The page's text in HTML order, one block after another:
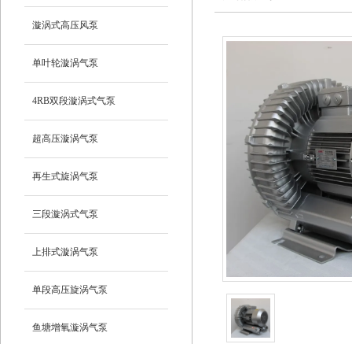
漩涡式高压风泵
单叶轮漩涡气泵
4RB双段漩涡式气泵
超高压漩涡气泵
再生式旋涡气泵
三段漩涡式气泵
上排式漩涡气泵
单段高压旋涡气泵
鱼塘增氧漩涡气泵